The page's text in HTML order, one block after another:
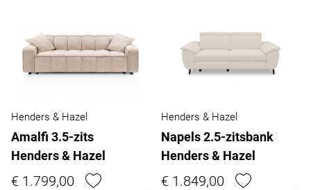
Henders & Hazel
Amalfi 3.5-zits
Henders & Hazel
€ 1.799,00
Henders & Hazel
Napels 2.5-zitsbank
Henders & Hazel
€ 1.849,00